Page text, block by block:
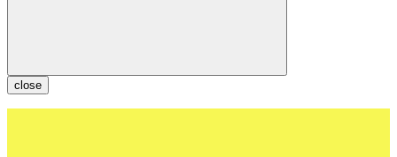
close